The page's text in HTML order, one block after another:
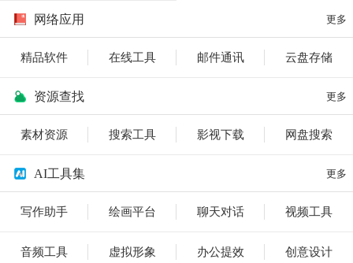
网络应用 更多
精品软件 在线工具 邮件通讯 云盘存储
资源查找 更多
素材资源 搜索工具 影视下载 网盘搜索
AI工具集 更多
写作助手 绘画平台 聊天对话 视频工具
音频工具 虚拟形象 办公提效 创意设计